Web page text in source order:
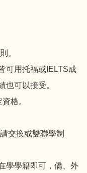
。
可用托福或IELTS成
也可以接受。
格。
交換或雙聯學制
學學籍即可，僑、外